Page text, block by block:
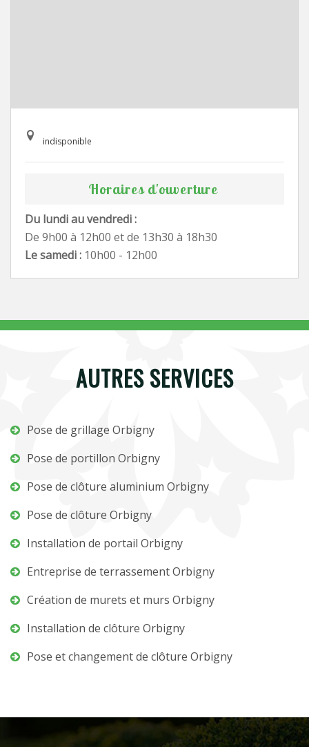
indisponible
Horaires d'ouverture
Du lundi au vendredi :
De 9h00 à 12h00 et de 13h30 à 18h30
Le samedi : 10h00 - 12h00
AUTRES SERVICES
Pose de grillage Orbigny
Pose de portillon Orbigny
Pose de clôture aluminium Orbigny
Pose de clôture Orbigny
Installation de portail Orbigny
Entreprise de terrassement Orbigny
Création de murets et murs Orbigny
Installation de clôture Orbigny
Pose et changement de clôture Orbigny